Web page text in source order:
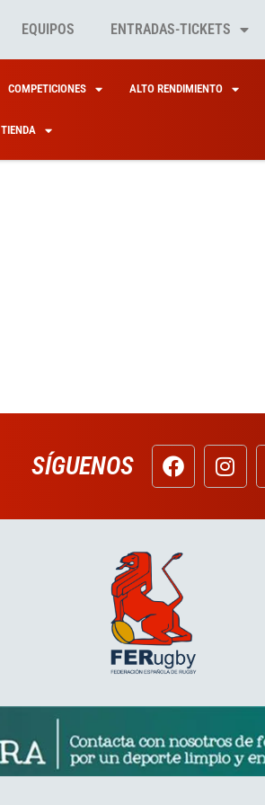
EQUIPOS ENTRADAS-TICKETS
COMPETICIONES ALTO RENDIMIENTO
TIENDA
SÍGUENOS